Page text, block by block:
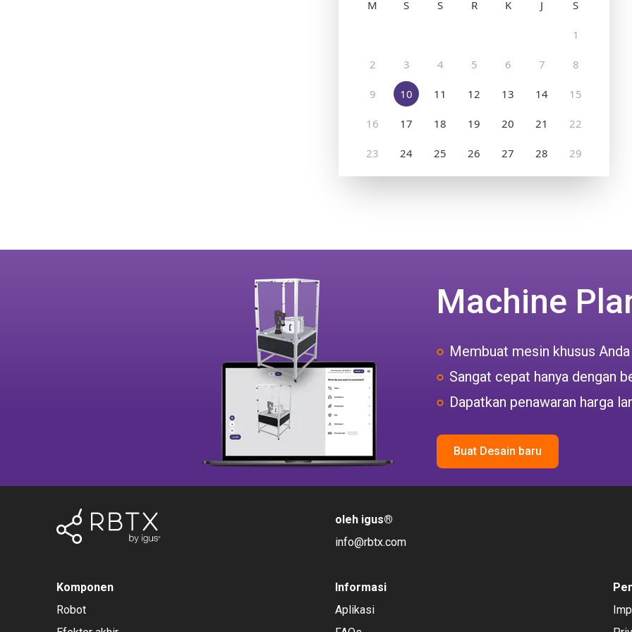
Machine
Membuat mesin khusus
Sangat cepat hanya dengan
Dapatkan penawaran harga
Buat Desain baru
oleh igus®
info@rbtx.com
Komponen
Robot
Informasi
Aplikasi